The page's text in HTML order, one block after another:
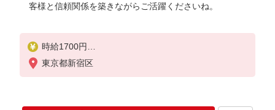
客様と信頼関係を築きながらご活躍くださいね。
時給1700円
※研修期間（最大4日間）は時給1230円
★年末年始手当有
東京都新宿区